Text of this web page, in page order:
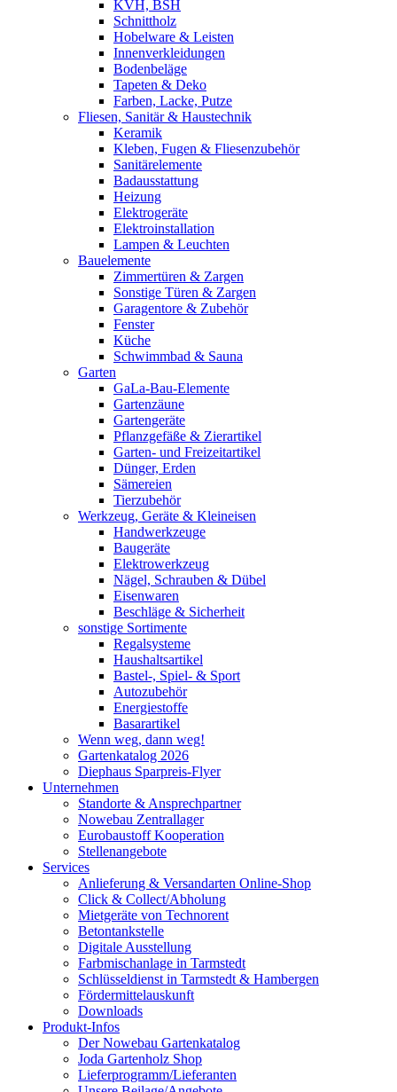
KVH, BSH
Schnittholz
Hobelware & Leisten
Innenverkleidungen
Bodenbeläge
Tapeten & Deko
Farben, Lacke, Putze
Fliesen, Sanitär & Haustechnik
Keramik
Kleben, Fugen & Fliesenzubehör
Sanitärelemente
Badausstattung
Heizung
Elektrogeräte
Elektroinstallation
Lampen & Leuchten
Bauelemente
Zimmertüren & Zargen
Sonstige Türen & Zargen
Garagentore & Zubehör
Fenster
Küche
Schwimmbad & Sauna
Garten
GaLa-Bau-Elemente
Gartenzäune
Gartengeräte
Pflanzgefäße & Zierartikel
Garten- und Freizeitartikel
Dünger, Erden
Sämereien
Tierzubehör
Werkzeug, Geräte & Kleineisen
Handwerkzeuge
Baugeräte
Elektrowerkzeug
Nägel, Schrauben & Dübel
Eisenwaren
Beschläge & Sicherheit
sonstige Sortimente
Regalsysteme
Haushaltsartikel
Bastel-, Spiel- & Sport
Autozubehör
Energiestoffe
Basarartikel
Wenn weg, dann weg!
Gartenkatalog 2026
Diephaus Sparpreis-Flyer
Unternehmen
Standorte & Ansprechpartner
Nowebau Zentrallager
Eurobaustoff Kooperation
Stellenangebote
Services
Anlieferung & Versandarten Online-Shop
Click & Collect/Abholung
Mietgeräte von Technorent
Betontankstelle
Digitale Ausstellung
Farbmischanlage in Tarmstedt
Schlüsseldienst in Tarmstedt & Hambergen
Fördermittelauskunft
Downloads
Produkt-Infos
Der Nowebau Gartenkatalog
Joda Gartenholz Shop
Lieferprogramm/Lieferanten